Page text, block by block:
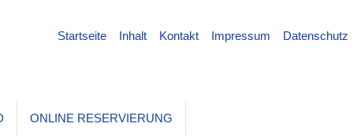
Startseite Inhalt Kontakt Impressum Datenschutz
ONLINE RESERVIERUNG